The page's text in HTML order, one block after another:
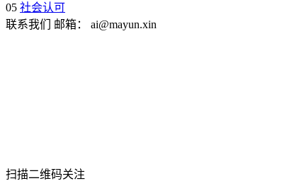
05 社会认可
联系我们
邮箱： ai@mayun.xin
扫描二维码关注